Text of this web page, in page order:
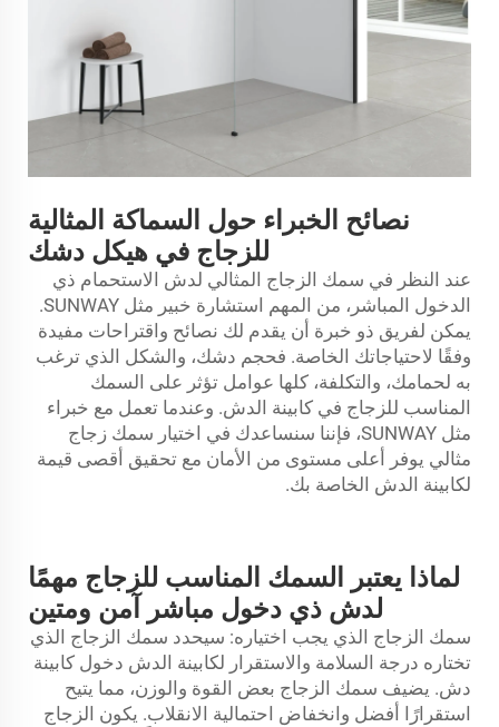
نصائح الخبراء حول السماكة المثالية
للزجاج في هيكل دشك
عند النظر في سمك الزجاج المثالي لدش الاستحمام ذي
الدخول المباشر، من المهم استشارة خبير مثل SUNWAY.
يمكن لفريق ذو خبرة أن يقدم لك نصائح واقتراحات مفيدة
وفقًا لاحتياجاتك الخاصة. فحجم دشك، والشكل الذي ترغب
به لحمامك، والتكلفة، كلها عوامل تؤثر على السمك
المناسب للزجاج في كابينة الدش. وعندما تعمل مع خبراء
مثل SUNWAY، فإننا سنساعدك في اختيار سمك زجاج
مثالي يوفر أعلى مستوى من الأمان مع تحقيق أقصى قيمة
لكابينة الدش الخاصة بك.
لماذا يعتبر السمك المناسب للزجاج مهمًا
لدش ذي دخول مباشر آمن ومتين
سمك الزجاج الذي يجب اختياره: سيحدد سمك الزجاج الذي
تختاره درجة السلامة والاستقرار لكابينة الدش دخول كابينة
دش. يضيف سمك الزجاج بعض القوة والوزن، مما يتيح
استقرارًا أفضل وانخفاض احتمالية الانقلاب. يكون الزجاج